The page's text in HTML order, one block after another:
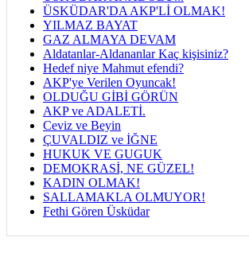
ÜSKÜDAR'DA AKP'Lİ OLMAK!
YILMAZ BAYAT
GAZ ALMAYA DEVAM
Aldatanlar-Aldananlar Kaç kişisiniz?
Hedef niye Mahmut efendi?
AKP'ye Verilen Oyuncak!
OLDUĞU GİBİ GÖRÜN
AKP ve ADALETİ.
Ceviz ve Beyin
ÇUVALDIZ ve İĞNE
HUKUK VE GUGUK
DEMOKRASİ, NE GÜZEL!
KADIN OLMAK!
SALLAMAKLA OLMUYOR!
Fethi Gören Üsküdar